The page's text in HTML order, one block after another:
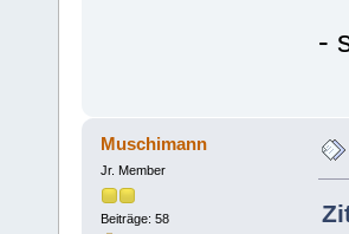
-
Muschimann
Jr. Member
Beiträge: 58